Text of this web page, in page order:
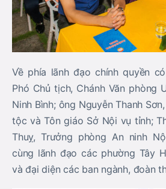
Về phía lãnh đạo chính quyền
Phó Chủ tịch, Chánh Văn phòng
Ninh Bình; ông Nguyễn Thanh
tộc và Tôn giáo Sở Nội vụ tỉnh;
Thuỵ, Trưởng phòng An ninh
cùng lãnh đạo các phường Tây
và đại diện các ban ngành, đoàn